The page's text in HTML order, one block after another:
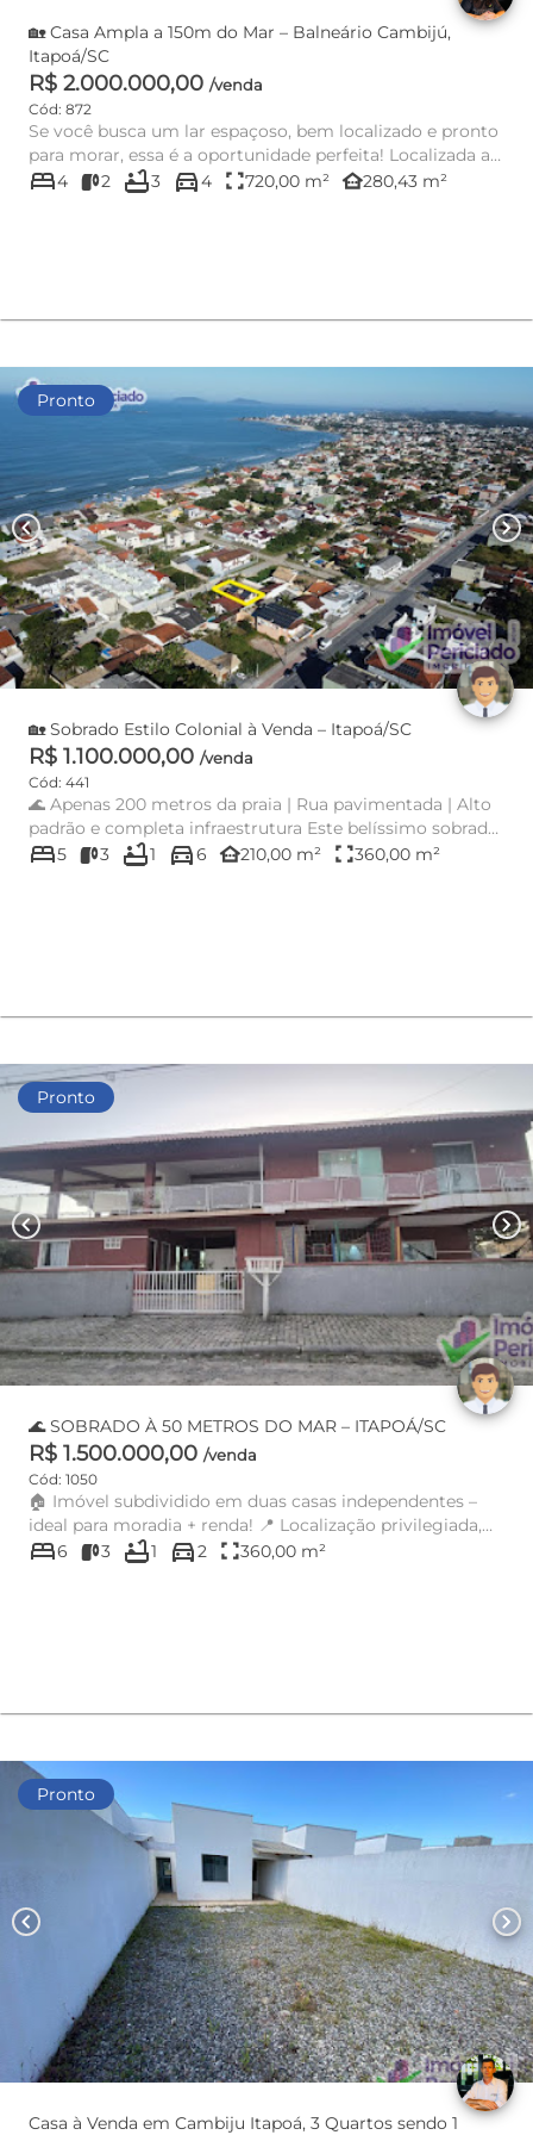
🏡 Casa Ampla a 150m do Mar – Balneário Cambijú,
Itapoá/SC
R$ 2.000.000,00 /venda
Cód: 872
Se você busca um lar espaçoso, bem localizado e pronto
para morar, essa é a oportunidade perfeita! Localizada a
apenas ...
bed4 2 bathtub3 directions_car4 fullscreen720,00 m² other_houses280,43 m²
Pronto
chevron_left chevron_right
🏡 Sobrado Estilo Colonial à Venda – Itapoá/SC
R$ 1.100.000,00 /venda
Cód: 441
🌊 Apenas 200 metros da praia | Rua pavimentada | Alto
padrão e completa infraestrutura Este belíssimo sobrado
coloni...
bed5 3 bathtub1 directions_car6 other_houses210,00 m² fullscreen360,00 m²
Pronto
chevron_left chevron_right
🌊 SOBRADO À 50 METROS DO MAR – ITAPOÁ/SC
R$ 1.500.000,00 /venda
Cód: 1050
🏠 Imóvel subdividido em duas casas independentes –
ideal para moradia + renda! 📍 Localização privilegiada,
na esqu...
bed6 3 bathtub1 directions_car2 fullscreen360,00 m²
Pronto
chevron_left chevron_right
Casa à Venda em Cambiju Itapoá, 3 Quartos sendo 1